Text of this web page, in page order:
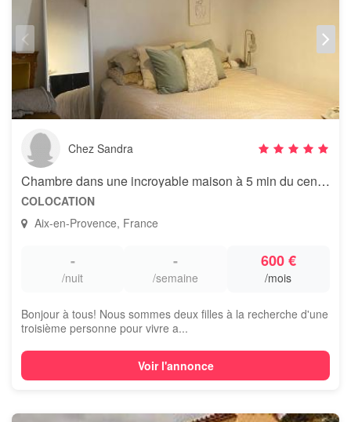
Chez Sandra
Chambre dans une incroyable maison à 5 min du centre
COLOCATION
Aix-en-Provence, France
-
/nuit
-
/semaine
600 €
/mois
Bonjour à tous! Nous sommes deux filles à la recherche d'une
troisième personne pour vivre a...
Voir l'annonce